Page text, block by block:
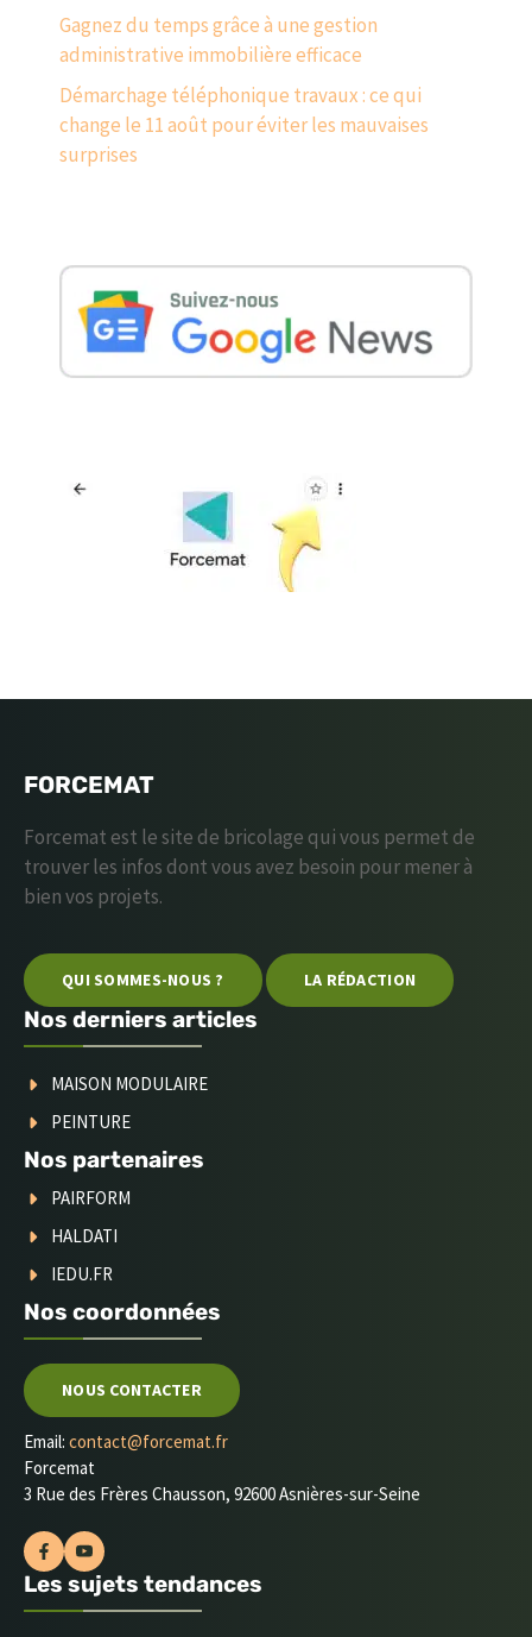
Gagnez du temps grâce à une gestion
administrative immobilière efficace
Démarchage téléphonique travaux : ce qui
change le 11 août pour éviter les mauvaises
surprises
FORCEMAT
Forcemat est le site de bricolage qui vous permet de
trouver les infos dont vous avez besoin pour mener à
bien vos projets.
QUI SOMMES-NOUS ? LA RÉDACTION
Nos derniers articles
MAISON MODULAIRE
PEINTURE
Nos partenaires
PAIRFORM
HALDATI
IEDU.FR
Nos coordonnées
NOUS CONTACTER
Email: contact@forcemat.fr
Forcemat
3 Rue des Frères Chausson, 92600 Asnières-sur-Seine
Les sujets tendances